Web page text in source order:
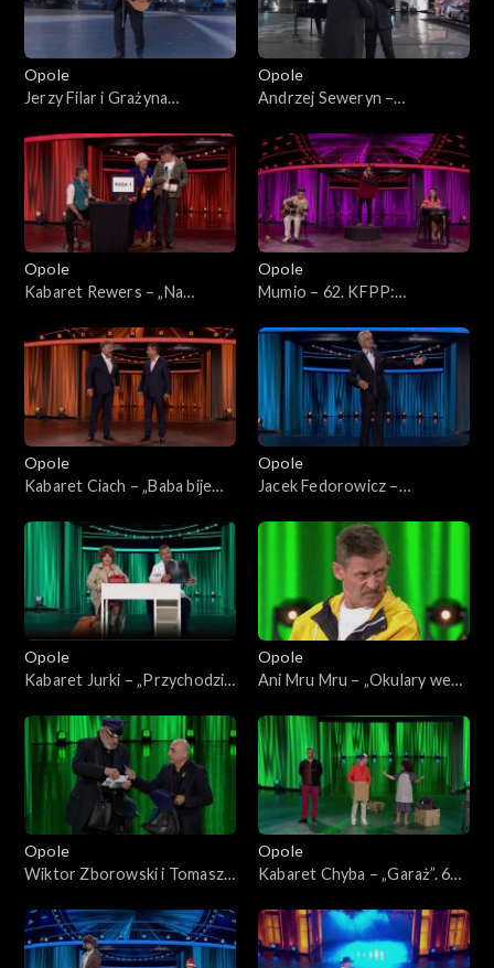
Opole
Jerzy Filar i Grażyna
62. KFPP: Koncert „Trzy
ćwiartki Jacka Cygana”
Opole
Andrzej Seweryn –
Koncert „Trzy ćwiartki Jacka
Cygana”
Opole
Kabaret Rewers – „Na
„KabareTYM”
Opole
Mumio – 62. KFPP:
Opole
Kabaret Ciach – „Baba bije
„KabareTYM”
Opole
Jacek Fedorowicz –
„KabareTYM”
Opole
Kabaret Jurki – „Przychodzi
„KabareTYM”
Opole
Ani Mru Mru – „Okulary we
„KabareTYM”
Opole
Wiktor Zborowski i Tomasz
KFPP: „KabareTYM”
Opole
Kabaret Chyba – „Garaż”. 62.